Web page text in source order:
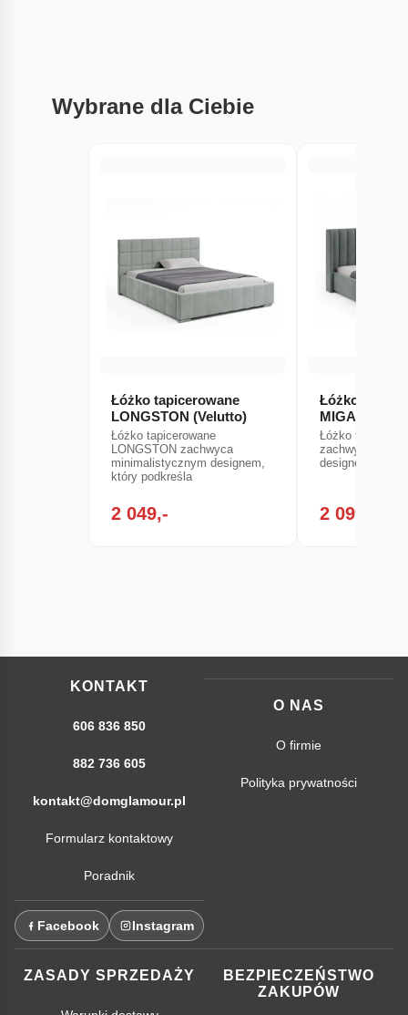
Wybrane dla Ciebie
Łóżko tapicerowane
LONGSTON (Velutto)
Łóżko tapicerowane
LONGSTON zachwyca
minimalistycznym designem,
który podkreśla
2 049,-
Łóżko
MIGA
Łóżko
zachwyca
designem, który
2 099,-
KONTAKT
606 836 850
882 736 605
kontakt@domglamour.pl
Formularz kontaktowy
Poradnik
Facebook Instagram
O NAS
O firmie
Polityka prywatności
ZASADY SPRZEDAŻY
BEZPIECZEŃSTWO
ZAKUPÓW